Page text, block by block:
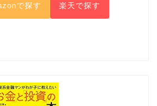
で探す 楽天で探す